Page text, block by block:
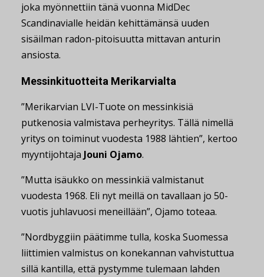
joka myönnettiin tänä vuonna MidDec
Scandinavialle heidän kehittämänsä uuden
sisäilman radon-pitoisuutta mittavan anturin
ansiosta.
Messinkituotteita Merikarvialta
”Merikarvian LVI-Tuote on messinkisiä
putkenosia valmistava perheyritys. Tällä nimellä
yritys on toiminut vuodesta 1988 lähtien”, kertoo
myyntijohtaja Jouni Ojamo.
”Mutta isäukko on messinkiä valmistanut
vuodesta 1968. Eli nyt meillä on tavallaan jo 50-
vuotis juhlavuosi meneillään”, Ojamo toteaa.
”Nordbyggiin päätimme tulla, koska Suomessa
liittimien valmistus on konekannan vahvistuttua
sillä kantilla, että pystymme tulemaan lahden